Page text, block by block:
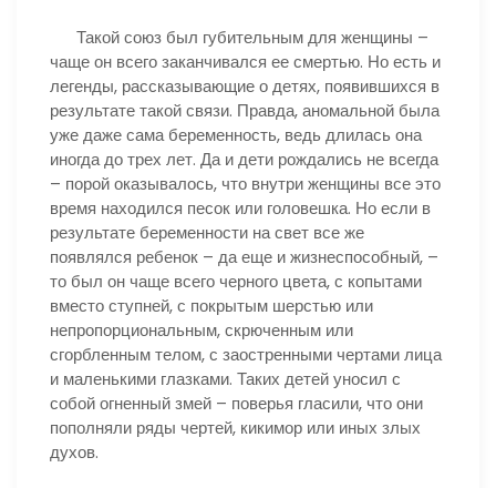
Такой союз был губительным для женщины –
чаще он всего заканчивался ее смертью. Но есть и
легенды, рассказывающие о детях, появившихся в
результате такой связи. Правда, аномальной была
уже даже сама беременность, ведь длилась она
иногда до трех лет. Да и дети рождались не всегда
– порой оказывалось, что внутри женщины все это
время находился песок или головешка. Но если в
результате беременности на свет все же
появлялся ребенок – да еще и жизнеспособный, –
то был он чаще всего черного цвета, с копытами
вместо ступней, с покрытым шерстью или
непропорциональным, скрюченным или
сгорбленным телом, с заостренными чертами лица
и маленькими глазками. Таких детей уносил с
собой огненный змей – поверья гласили, что они
пополняли ряды чертей, кикимор или иных злых
духов.